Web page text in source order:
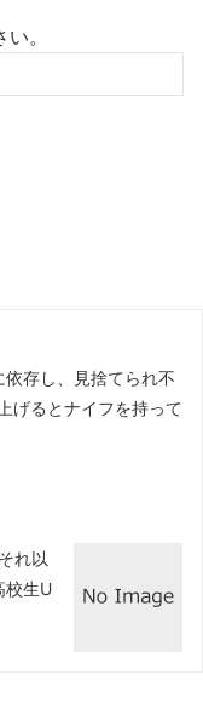
。
存し、見捨てられ不
げるとナイフを持って
れ以
校生U